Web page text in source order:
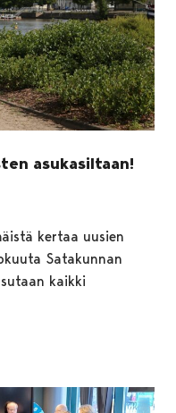
asukasiltaan!
kertaa uusien
Satakunnan
kaikki